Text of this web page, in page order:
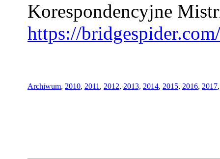
Korespondencyjne
https://
Archiwum, 2010, 2011 , 2012, 2013, 2014, 2015, 2016, 2017